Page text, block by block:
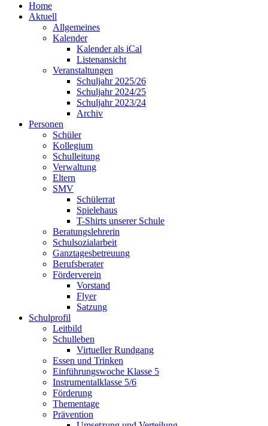
Home
Aktuell
Allgemeines
Kalender
Kalender als iCal
Listenansicht
Veranstaltungen
Schuljahr 2025/26
Schuljahr 2024/25
Schuljahr 2023/24
Archiv
Personen
Schüler
Kollegium
Schulleitung
Verwaltung
Eltern
SMV
Schülerrat
Spielehaus
T-Shirts unserer Schule
Beratungslehrerin
Schulsozialarbeit
Ganztagesbetreuung
Berufsberater
Förderverein
Vorstand
Flyer
Satzung
Schulprofil
Leitbild
Schulleben
Virtueller Rundgang
Essen und Trinken
Einführungswoche Klasse 5
Instrumentalklasse 5/6
Förderung
Thementage
Prävention